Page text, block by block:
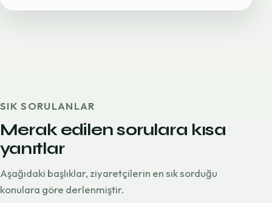
SIK SORULANLAR
Merak edilen sorulara kısa
yanıtlar
Aşağıdaki başlıklar, ziyaretçilerin en sık sorduğu
konulara göre derlenmiştir.